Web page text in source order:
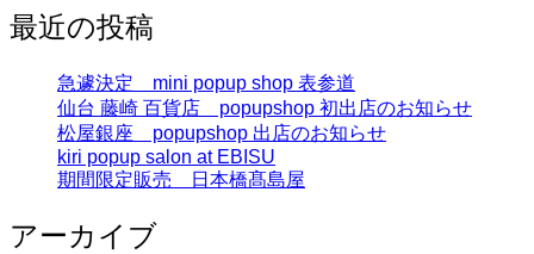
最近の投稿
急遽決定 mini popup shop 表参道
仙台 藤崎 百貨店 popupshop 初出店のお知らせ
松屋銀座 popupshop 出店のお知らせ
kiri popup salon at EBISU
期間限定販売 日本橋髙島屋
アーカイブ